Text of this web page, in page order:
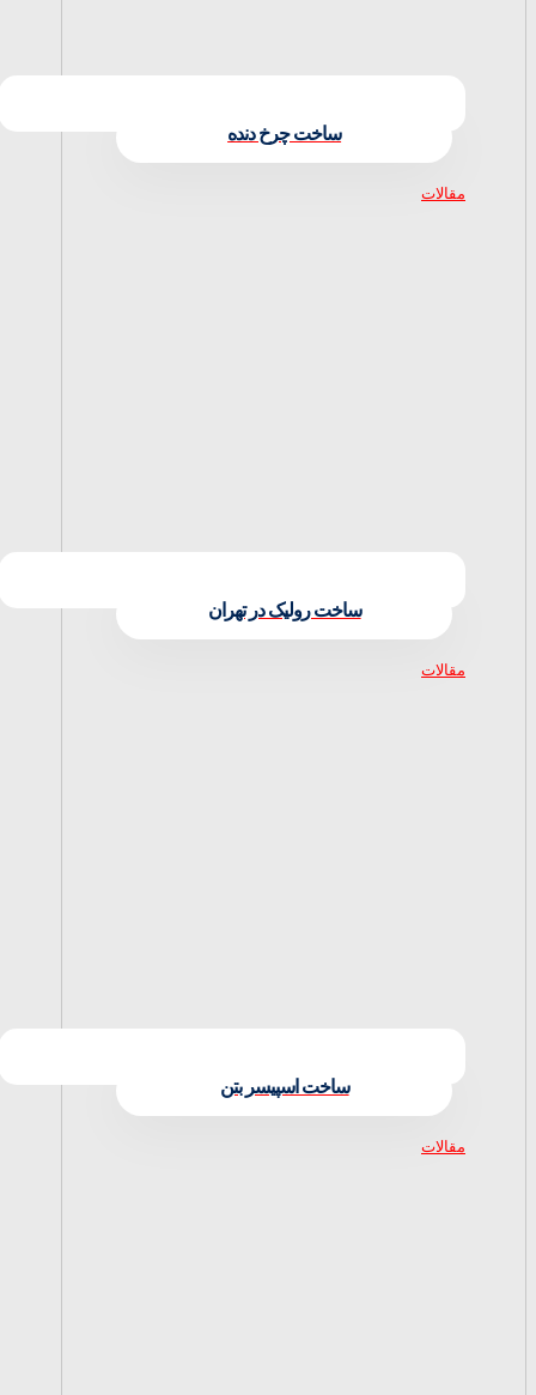
ساخت چرخ دنده
مقالات
ساخت رولیک در تهران
مقالات
ساخت اسپیسر بتن
مقالات